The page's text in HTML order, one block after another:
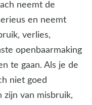
neemt de
en neemt
verlies,
openbaarmaking
te gaan. Als je de
niet goed
zijn van misbruik,